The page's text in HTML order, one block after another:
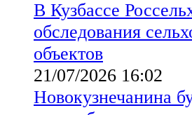
В Кузбассе
обследования
объектов
21/07/2026 16:02
Новокузнечанина